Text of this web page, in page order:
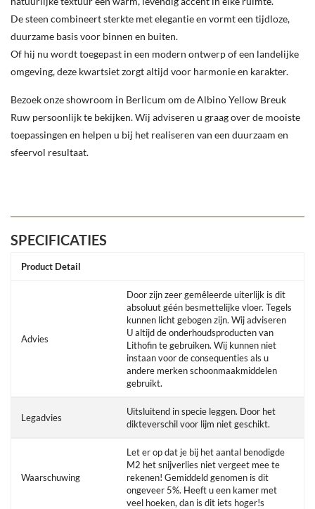
De steen combineert sterkte met elegantie en vormt een tijdloze,
duurzame basis voor binnen en buiten.
Of hij nu wordt toegepast in een modern ontwerp of een landelijke
omgeving, deze kwartsiet zorgt altijd voor harmonie en karakter.
Bezoek onze showroom in Berlicum om de Albino Yellow Breuk
Ruw persoonlijk te bekijken.Wij adviseren u graag over de mooiste
toepassingen en helpen u bij het realiseren van een duurzaam en
sfeervol resultaat.
SPECIFICATIES
Product Detail
Advies
Door zijn zeer gemêleerde uiterlijk is dit
absoluut géén besmettelijke vloer. Tegels
kunnen licht gebogen zijn. Wij adviseren
U altijd de onderhoudsproducten van
Lithofin te gebruiken. Wij kunnen niet
instaan voor de consequenties als u
andere merken schoonmaakmiddelen
gebruikt.
Legadvies
Uitsluitend in specie leggen. Door het
dikteverschil voor lijm niet geschikt.
Waarschuwing
Let er op dat je bij het aantal benodigde
M2 het snijverlies niet vergeet mee te
rekenen! Gemiddeld genomen is dit
ongeveer 5%. Heeft u een kamer met
veel hoeken, dan is dit iets hoger!s